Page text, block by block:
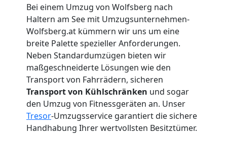
Bei einem Umzug von Wolfsberg nach
Haltern am See mit Umzugsunternehmen-
Wolfsberg.at kümmern wir uns um eine
breite Palette spezieller Anforderungen.
Neben Standardumzügen bieten wir
maßgeschneiderte Lösungen wie den
Transport von Fahrrädern, sicheren
Transport von Kühlschränken und sogar
den Umzug von Fitnessgeräten an. Unser
Tresor-Umzugsservice garantiert die sichere
Handhabung Ihrer wertvollsten Besitztümer.
Umzug
Wolfsberg
Umzug
Mann